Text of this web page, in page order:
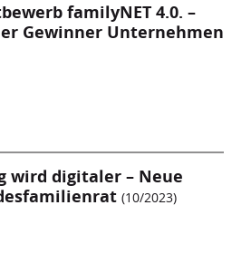
familyNET 4.0. –
Gewinner Unternehmen
wird digitaler – Neue
(10/2023)